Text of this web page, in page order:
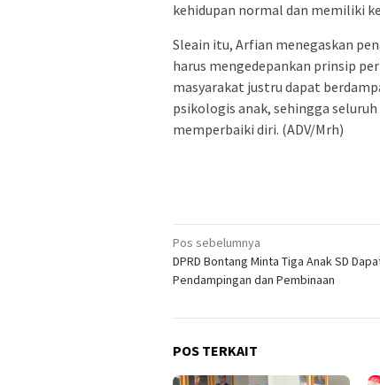
kehidupan normal dan memiliki
Sleain itu, Arfian menegaskan
harus mengedepankan prinsip
masyarakat justru dapat
psikologis anak, sehingga
memperbaiki diri. (ADV/Mrh)
Navigasi
pos
Pos sebelumnya
DPRD Bontang Minta Tiga Anak SD
Pendampingan dan Pembinaan
POS TERKAIT